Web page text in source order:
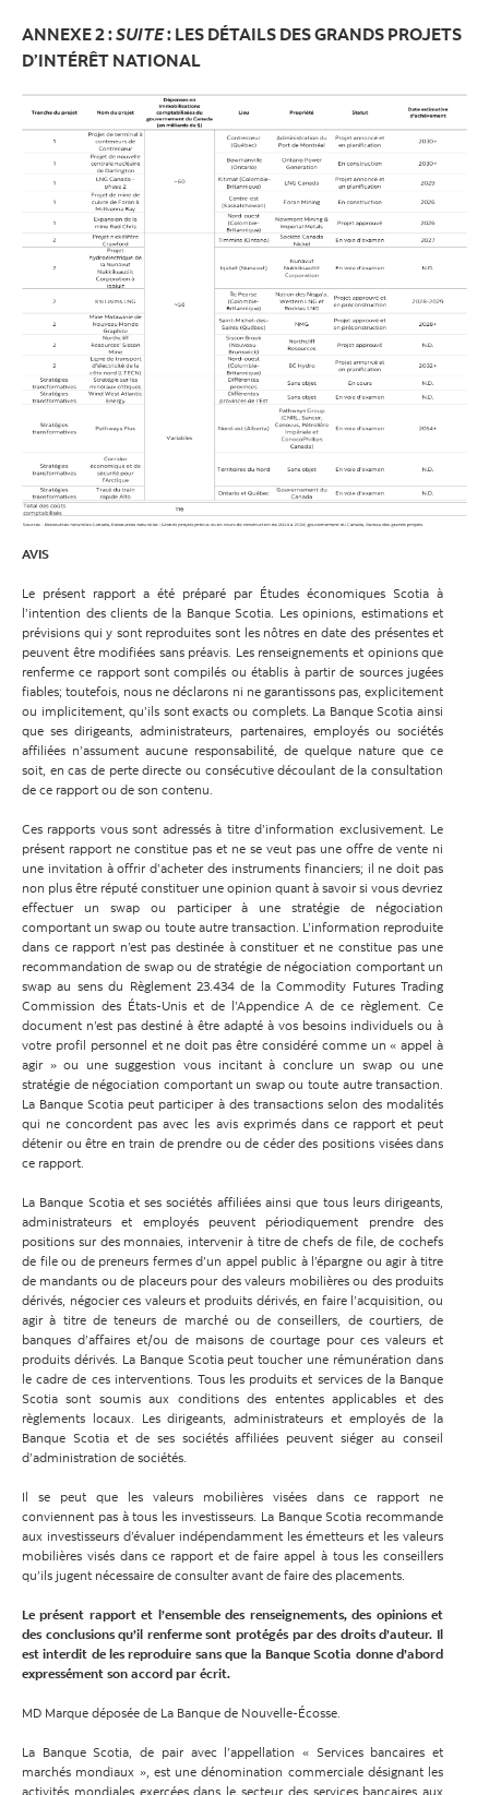
ANNEXE 2 :SUITE: LES DÉTAILS DES GRANDS PROJETS
D’INTÉRÊT NATIONAL
AVIS
Le présent rapport a été préparé par Études économiques Scotia à
l’intention des clients de la Banque Scotia. Les opinions, estimations et
prévisions qui y sont reproduites sont les nôtres en date des présentes et
peuvent être modifiées sans préavis. Les renseignements et opinions que
renferme ce rapport sont compilés ou établis à partir de sources jugées
fiables; toutefois, nous ne déclarons ni ne garantissons pas, explicitement
ou implicitement, qu’ils sont exacts ou complets. La Banque Scotia ainsi
que ses dirigeants, administrateurs, partenaires, employés ou sociétés
affiliées n’assument aucune responsabilité, de quelque nature que ce
soit, en cas de perte directe ou consécutive découlant de la consultation
de ce rapport ou de son contenu.
Ces rapports vous sont adressés à titre d’information exclusivement. Le
présent rapport ne constitue pas et ne se veut pas une offre de vente ni
une invitation à offrir d’acheter des instruments financiers; il ne doit pas
non plus être réputé constituer une opinion quant à savoir si vous devriez
effectuer un swap ou participer à une stratégie de négociation
comportant un swap ou toute autre transaction. L’information reproduite
dans ce rapport n’est pas destinée à constituer et ne constitue pas une
recommandation de swap ou de stratégie de négociation comportant un
swap au sens du Règlement 23.434 de la Commodity Futures Trading
Commission des États-Unis et de l’Appendice A de ce règlement. Ce
document n’est pas destiné à être adapté à vos besoins individuels ou à
votre profil personnel et ne doit pas être considéré comme un « appel à
agir » ou une suggestion vous incitant à conclure un swap ou une
stratégie de négociation comportant un swap ou toute autre transaction.
La Banque Scotia peut participer à des transactions selon des modalités
qui ne concordent pas avec les avis exprimés dans ce rapport et peut
détenir ou être en train de prendre ou de céder des positions visées dans
ce rapport.
La Banque Scotia et ses sociétés affiliées ainsi que tous leurs dirigeants,
administrateurs et employés peuvent périodiquement prendre des
positions sur des monnaies, intervenir à titre de chefs de file, de cochefs
de file ou de preneurs fermes d’un appel public à l’épargne ou agir à titre
de mandants ou de placeurs pour des valeurs mobilières ou des produits
dérivés, négocier ces valeurs et produits dérivés, en faire l’acquisition, ou
agir à titre de teneurs de marché ou de conseillers, de courtiers, de
banques d’affaires et/ou de maisons de courtage pour ces valeurs et
produits dérivés. La Banque Scotia peut toucher une rémunération dans
le cadre de ces interventions. Tous les produits et services de la Banque
Scotia sont soumis aux conditions des ententes applicables et des
règlements locaux. Les dirigeants, administrateurs et employés de la
Banque Scotia et de ses sociétés affiliées peuvent siéger au conseil
d’administration de sociétés.
Il se peut que les valeurs mobilières visées dans ce rapport ne
conviennent pas à tous les investisseurs. La Banque Scotia recommande
aux investisseurs d’évaluer indépendamment les émetteurs et les valeurs
mobilières visés dans ce rapport et de faire appel à tous les conseillers
qu’ils jugent nécessaire de consulter avant de faire des placements.
Le présent rapport et l’ensemble des renseignements, des opinions et
des conclusions qu’il renferme sont protégés par des droits d’auteur. Il
est interdit de les reproduire sans que la Banque Scotia donne d’abord
expressément son accord par écrit.
MD Marque déposée de La Banque de Nouvelle-Écosse.
La Banque Scotia, de pair avec l’appellation « Services bancaires et
marchés mondiaux », est une dénomination commerciale désignant les
activités mondiales exercées dans le secteur des services bancaires aux